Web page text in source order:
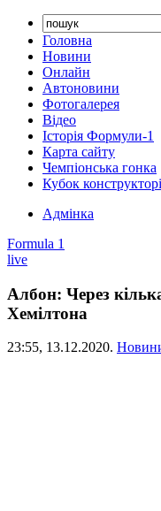
Головна
Новини
Онлайн
Автоновини
Фотогалерея
Відео
Історія Формули-1
Карта сайту
Чемпіонська гонка
Кубок
Адмінка
Formula 1
live
Албон: Через
Хемілтона
23:55, 13.12.2020.